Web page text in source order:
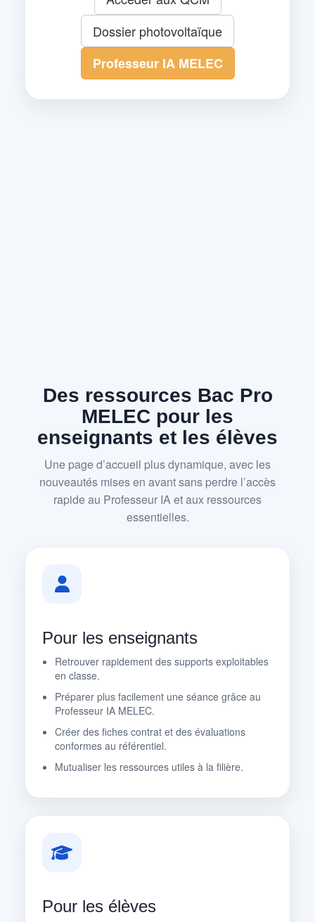
Dossier photovoltaïque
Professeur IA MELEC
Des ressources Bac Pro
MELEC pour les
enseignants et les élèves
Une page d’accueil plus dynamique, avec les
nouveautés mises en avant sans perdre l’accès
rapide au Professeur IA et aux ressources
essentielles.
Pour les enseignants
Retrouver rapidement des supports exploitables
en classe.
Préparer plus facilement une séance grâce au
Professeur IA MELEC.
Créer des fiches contrat et des évaluations
conformes au référentiel.
Mutualiser les ressources utiles à la filière.
Pour les élèves